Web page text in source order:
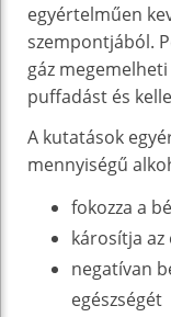
egyértelműen
szempontjából.
gáz
puffadást és
A kutatások
mennyiségű
fokozza a
károsítja
negatívan
egészségét